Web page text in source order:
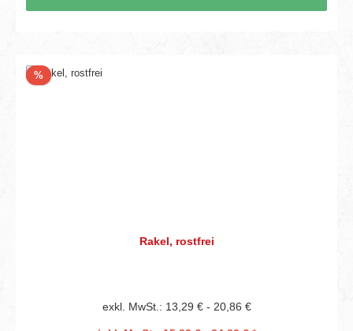
%Rabatt
Rakel, rostfrei
exkl. MwSt.: 13,29 € - 20,86 €